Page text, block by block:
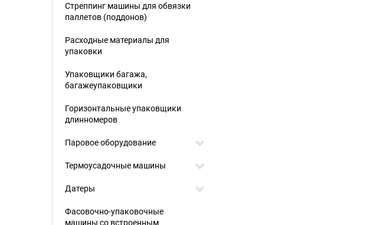
Стреппинг машины для обвязки
паллетов (поддонов)
Расходные материалы для
упаковки
Упаковщики багажа,
багажеупаковщики
Горизонтальные упаковщики
длинномеров
Паровое оборудование
Термоусадочные машины
Датеры
Фасовочно-упаковочные
машины со встроенным